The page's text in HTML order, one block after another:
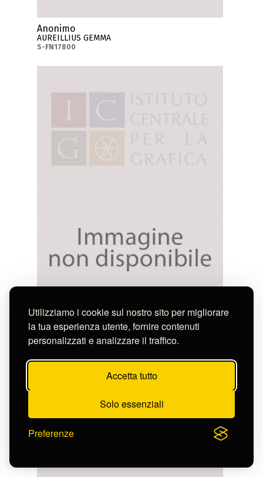
Utilizziamo i cookie sul nostro sito per migliorare
la tua esperienza utente, fornire contenuti
personalizzati e analizzare il traffico.
Accetta tutto
Solo essenziali
Preferenze
Anonimo
AUREILLIUS GEMMA
S-FN17800
Anonimo
JOANNES ANTONIUS
S-FN17801